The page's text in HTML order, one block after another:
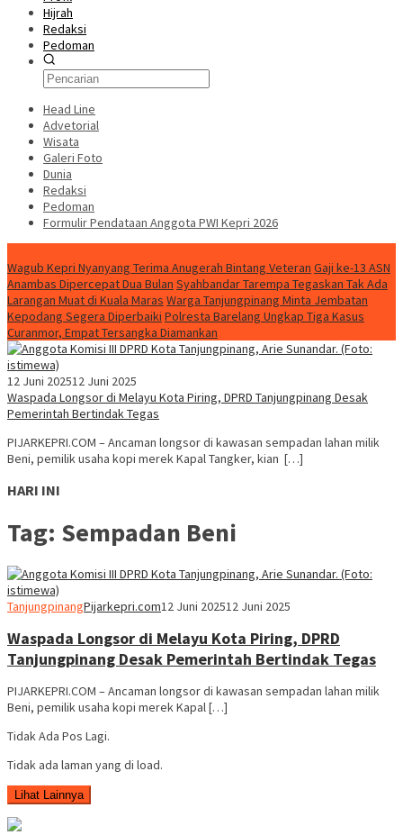
Hijrah
Redaksi
Pedoman
Head Line
Advetorial
Wisata
Galeri Foto
Dunia
Redaksi
Pedoman
Formulir Pendataan Anggota PWI Kepri 2026
Wagub Kepri Nyanyang Terima Anugerah Bintang Veteran Gaji ke-13 ASN
Anambas Dipercepat Dua Bulan Syahbandar Tarempa Tegaskan Tak Ada
Larangan Muat di Kuala Maras Warga Tanjungpinang Minta Jembatan
Kepodang Segera Diperbaiki Polresta Barelang Ungkap Tiga Kasus
Curanmor, Empat Tersangka Diamankan
12 Juni 202512 Juni 2025
Waspada Longsor di Melayu Kota Piring, DPRD Tanjungpinang Desak
Pemerintah Bertindak Tegas
PIJARKEPRI.COM – Ancaman longsor di kawasan sempadan lahan milik
Beni, pemilik usaha kopi merek Kapal Tangker, kian […]
HARI INI
Tag: Sempadan Beni
TanjungpinangPijarkepri.com12 Juni 202512 Juni 2025
Waspada Longsor di Melayu Kota Piring, DPRD
Tanjungpinang Desak Pemerintah Bertindak Tegas
PIJARKEPRI.COM – Ancaman longsor di kawasan sempadan lahan milik
Beni, pemilik usaha kopi merek Kapal […]
Tidak Ada Pos Lagi.
Tidak ada laman yang di load.
Lihat Lainnya